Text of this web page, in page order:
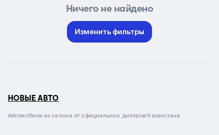
Ничего не найдено
Изменить фильтры
НОВЫЕ АВТО
Автомобили из салона от официальных дилеров Казахстана.